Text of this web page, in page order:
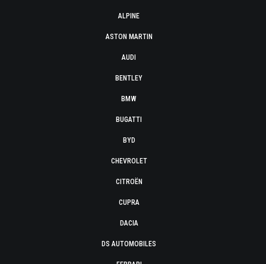
ALPINE
ASTON MARTIN
AUDI
BENTLEY
BMW
BUGATTI
BYD
CHEVROLET
CITROËN
CUPRA
DACIA
DS AUTOMOBILES